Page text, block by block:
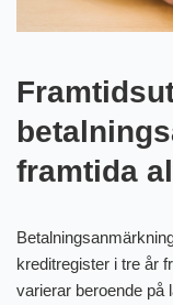
framtida
kreditregister i tre år
varierar beroende på